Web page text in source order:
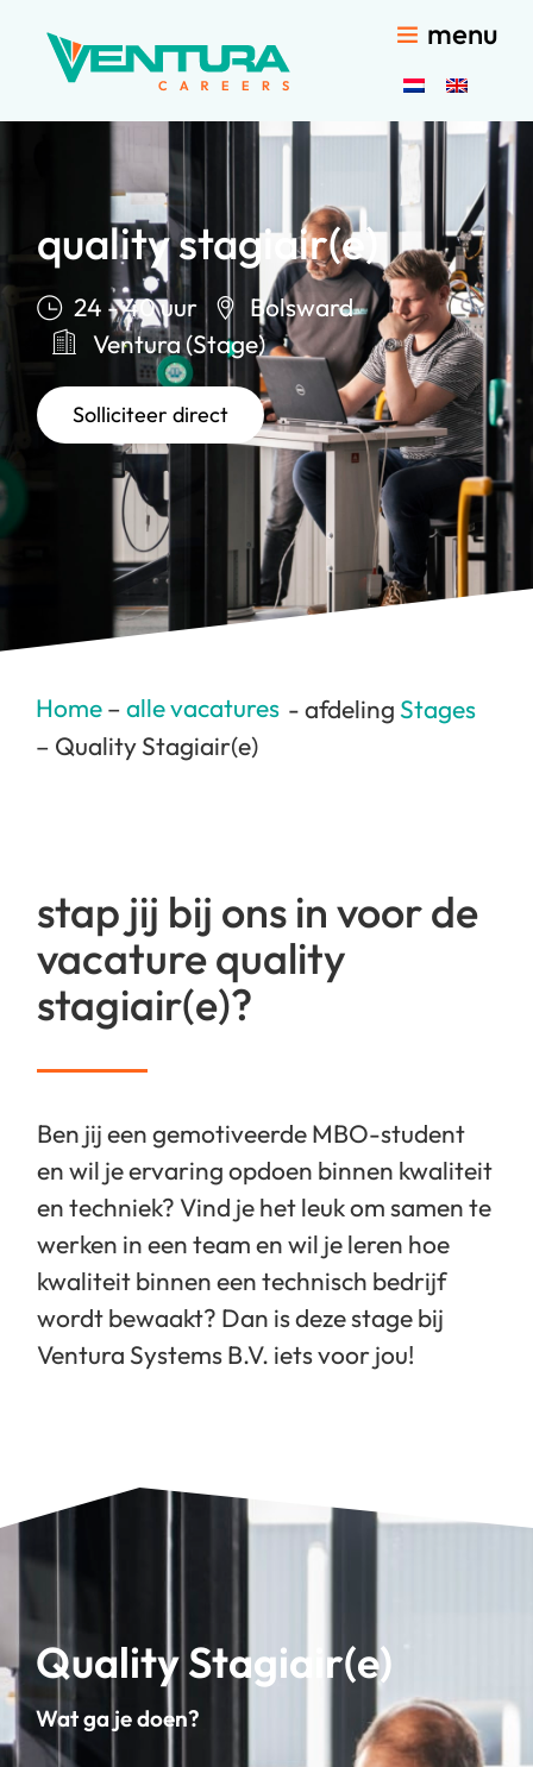
menu
quality stagiair(e)
24 - 40 uur
Bolsward
Ventura (Stage)
Solliciteer direct
Home–alle vacatures - afdelingStages
– Quality Stagiair(e)
stap jij bij ons in voor de
vacature quality
stagiair(e)?
Ben jij een gemotiveerde MBO-student
en wil je ervaring opdoen binnen kwaliteit
en techniek? Vind je het leuk om samen te
werken in een team en wil je leren hoe
kwaliteit binnen een technisch bedrijf
wordt bewaakt? Dan is deze stage bij
Ventura Systems B.V. iets voor jou!
Quality Stagiair(e)
Wat ga je doen?